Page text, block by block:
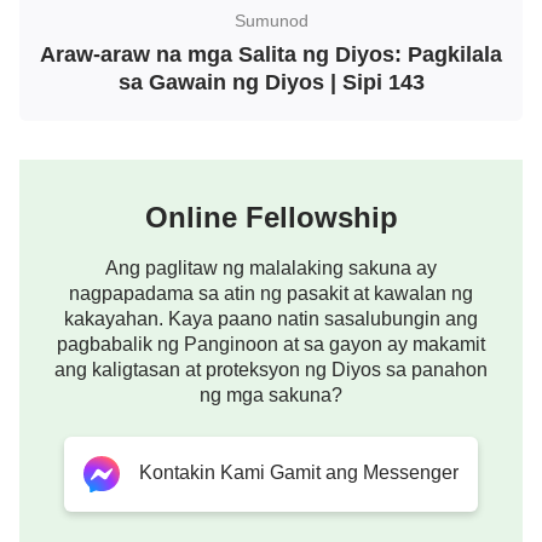
Espiritu, lalo nang hindi sila karapat-dapat na
tumanggap ng disiplina at pagliliwanag ng Banal na
Espiritu. Lahat ng mga taong ito ay mga walang-
masasamang gawa ng tao, lalong wala silang
kaalaman sa gawain at kasalukuyang
Diyos. Lahat sila ay walang alam, mabababang
mga tao, sila ay mga hamak na hindi nararapat
tawaging mananampalataya! Wala sa kanilang mga
ginagawa ang may kinalaman sa pamamahala ng
Diyos. Ang mga salita at pagkilos nila ay nakakadiri,
nakakaawa, at hindi karapat-dapat banggitin. Wala
Sumunod
Araw-araw na mga Salita ng Diyos: Pagkilala
sa Gawain ng Diyos | Sipi 143
Online Fellowship
Ang paglitaw ng malalaking sakuna ay
nagpapadama sa atin ng pasakit at kawalan ng
kakayahan. Kaya paano natin sasalubungin ang
pagbabalik ng Panginoon at sa gayon ay makamit
ang kaligtasan at proteksyon ng Diyos sa panahon
ng mga sakuna?
Kontakin Kami Gamit ang Messenger